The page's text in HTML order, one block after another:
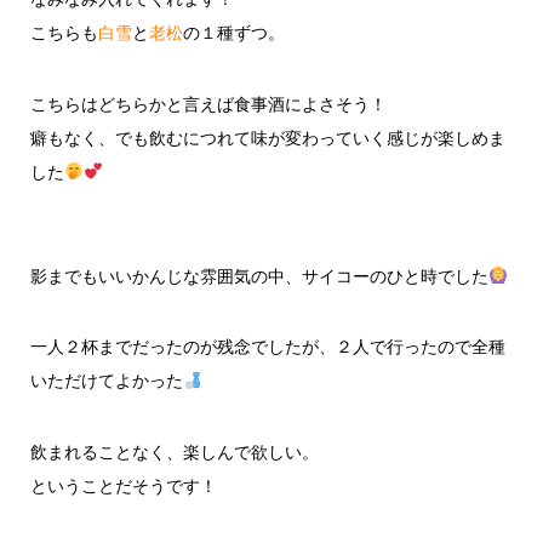
こちらも白雪と老松の１種ずつ。
こちらはどちらかと言えば食事酒によさそう！
癖もなく、でも飲むにつれて味が変わっていく感じが楽しめま
した
影までもいいかんじな雰囲気の中、サイコーのひと時でした
一人２杯までだったのが残念でしたが、２人で行ったので全種
いただけてよかった
飲まれることなく、楽しんで欲しい。
ということだそうです！